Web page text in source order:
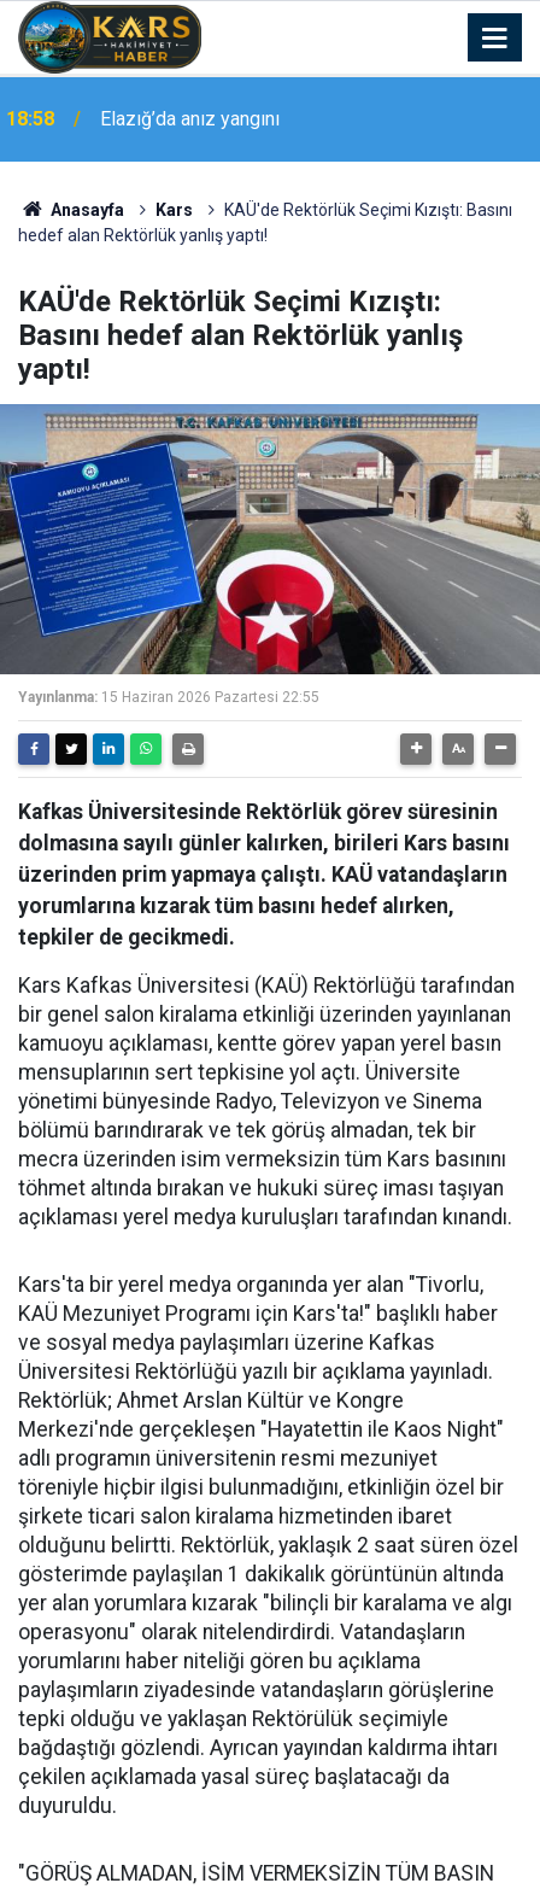
18:51
turnuvasında buluştu
Anasayfa Kars
KAÜ'de Rektörlük Seçimi Kızıştı: Basını
hedef alan Rektörlük yanlış yaptı!
KAÜ'de Rektörlük Seçimi Kızıştı:
Basını hedef alan Rektörlük yanlış
yaptı!
Yayınlanma: 15 Haziran 2026 Pazartesi 22:55
Kafkas Üniversitesinde Rektörlük görev süresinin
dolmasına sayılı günler kalırken, birileri Kars basını
üzerinden prim yapmaya çalıştı. KAÜ vatandaşların
yorumlarına kızarak tüm basını hedef alırken,
tepkiler de gecikmedi.
Kars Kafkas Üniversitesi (KAÜ) Rektörlüğü tarafından
bir genel salon kiralama etkinliği üzerinden yayınlanan
kamuoyu açıklaması, kentte görev yapan yerel basın
mensuplarının sert tepkisine yol açtı. Üniversite
yönetimi bünyesinde Radyo, Televizyon ve Sinema
bölümü barındırarak ve tek görüş almadan, tek bir
mecra üzerinden isim vermeksizin tüm Kars basınını
töhmet altında bırakan ve hukuki süreç iması taşıyan
açıklaması yerel medya kuruluşları tarafından kınandı.
Kars'ta bir yerel medya organında yer alan "Tivorlu,
KAÜ Mezuniyet Programı için Kars'ta!" başlıklı haber
ve sosyal medya paylaşımları üzerine Kafkas
Üniversitesi Rektörlüğü yazılı bir açıklama yayınladı.
Rektörlük; Ahmet Arslan Kültür ve Kongre
Merkezi'nde gerçekleşen "Hayatettin ile Kaos Night"
adlı programın üniversitenin resmi mezuniyet
töreniyle hiçbir ilgisi bulunmadığını, etkinliğin özel bir
şirkete ticari salon kiralama hizmetinden ibaret
olduğunu belirtti. Rektörlük, yaklaşık 2 saat süren özel
gösterimde paylaşılan 1 dakikalık görüntünün altında
yer alan yorumlara kızarak "bilinçli bir karalama ve algı
operasyonu" olarak nitelendirdirdi. Vatandaşların
yorumlarını haber niteliği gören bu açıklama
paylaşımların ziyadesinde vatandaşların görüşlerine
tepki olduğu ve yaklaşan Rektörülük seçimiyle
bağdaştığı gözlendi. Ayrıcan yayından kaldırma ihtarı
çekilen açıklamada yasal süreç başlatacağı da
duyuruldu.
"GÖRÜŞ ALMADAN, İSİM VERMEKSİZİN TÜM BASIN